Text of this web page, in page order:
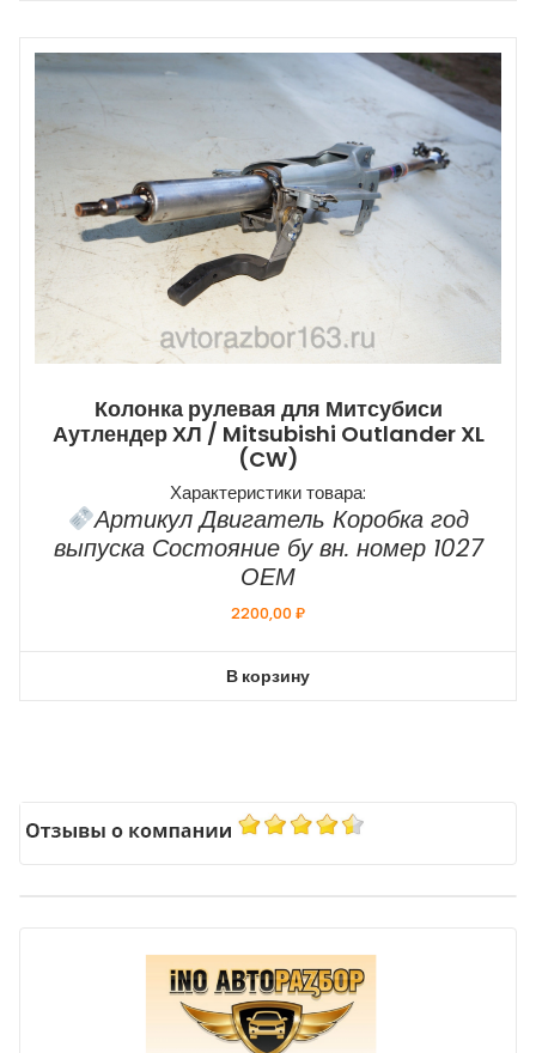
Колонка рулевая для Митсубиси
Аутлендер ХЛ / Mitsubishi Outlander XL
(CW)
Характеристики товара:
Артикул Двигатель Коробка год
выпуска Состояние бу вн. номер 1027
ОЕМ
2200,00₽
В корзину